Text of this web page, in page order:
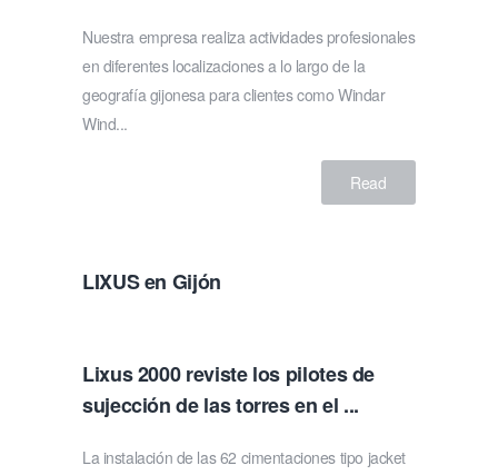
Nuestra empresa realiza actividades profesionales
en diferentes localizaciones a lo largo de la
geografía gijonesa para clientes como Windar
Wind...
Read
LIXUS en Gijón
Lixus 2000 reviste los pilotes de
sujección de las torres en el ...
La instalación de las 62 cimentaciones tipo jacket